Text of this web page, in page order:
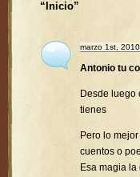
“Inicio”
marzo 1st,
Antonio tu
Desde luego
tienes
Pero lo
cuentos o
Esa magia